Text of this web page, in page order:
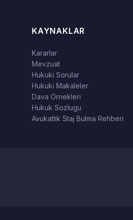
KAYNAKLAR
Kararlar
Mevzuat
Hukuki Sorular
Hukuki Makaleler
Dava Ornekleri
Hukuk Sozlugu
Avukatlık Staj Bulma Rehberi